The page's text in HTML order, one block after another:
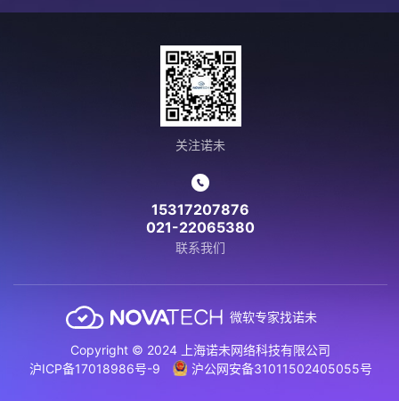
关注诺未
15317207876
021-22065380
联系我们
微软专家找诺未
Copyright © 2024 上海诺未网络科技有限公司
沪ICP备17018986号-9
沪公网安备31011502405055号